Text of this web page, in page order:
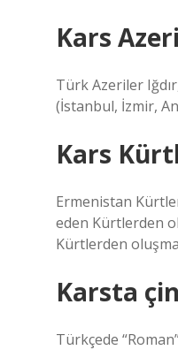
Kars
Türk Azeriler
(İstanbul, İzmir,
Kars
Ermenistan
eden Kürtlerden
Kürtlerden
Karsta
Türkçede